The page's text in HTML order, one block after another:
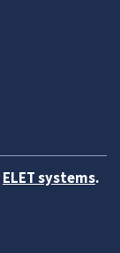
ELET systems.